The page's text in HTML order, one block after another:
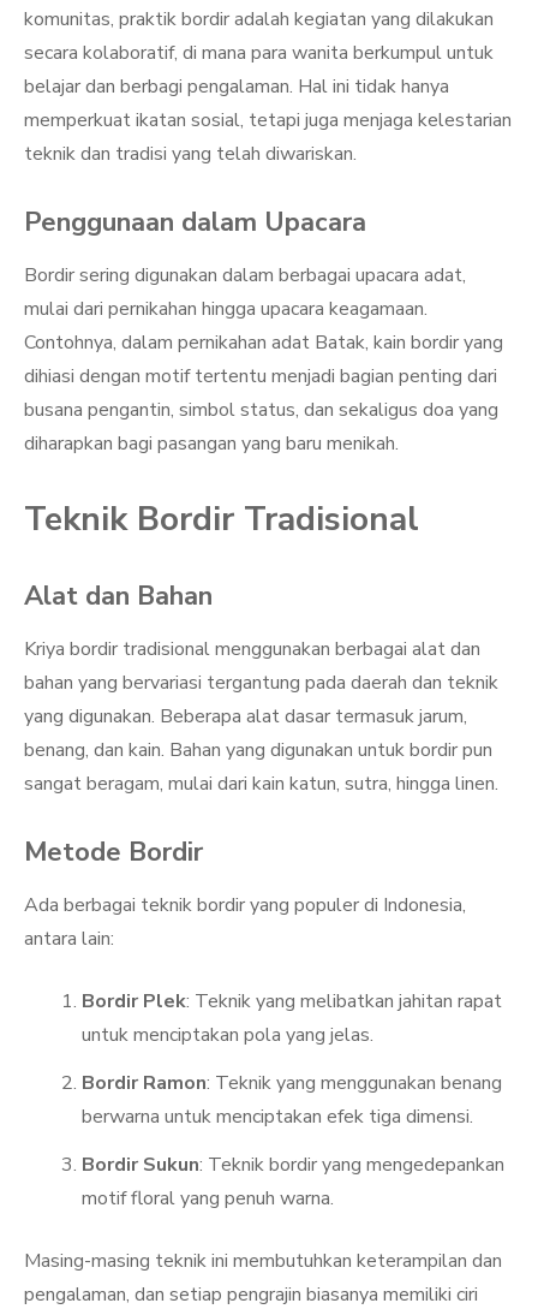
komunitas, praktik bordir adalah kegiatan yang dilakukan
secara kolaboratif, di mana para wanita berkumpul untuk
belajar dan berbagi pengalaman. Hal ini tidak hanya
memperkuat ikatan sosial, tetapi juga menjaga kelestarian
teknik dan tradisi yang telah diwariskan.
Penggunaan dalam Upacara
Bordir sering digunakan dalam berbagai upacara adat,
mulai dari pernikahan hingga upacara keagamaan.
Contohnya, dalam pernikahan adat Batak, kain bordir yang
dihiasi dengan motif tertentu menjadi bagian penting dari
busana pengantin, simbol status, dan sekaligus doa yang
diharapkan bagi pasangan yang baru menikah.
Teknik Bordir Tradisional
Alat dan Bahan
Kriya bordir tradisional menggunakan berbagai alat dan
bahan yang bervariasi tergantung pada daerah dan teknik
yang digunakan. Beberapa alat dasar termasuk jarum,
benang, dan kain. Bahan yang digunakan untuk bordir pun
sangat beragam, mulai dari kain katun, sutra, hingga linen.
Metode Bordir
Ada berbagai teknik bordir yang populer di Indonesia,
antara lain:
Bordir Plek: Teknik yang melibatkan jahitan rapat
untuk menciptakan pola yang jelas.
Bordir Ramon: Teknik yang menggunakan benang
berwarna untuk menciptakan efek tiga dimensi.
Bordir Sukun: Teknik bordir yang mengedepankan
motif floral yang penuh warna.
Masing-masing teknik ini membutuhkan keterampilan dan
pengalaman, dan setiap pengrajin biasanya memiliki ciri